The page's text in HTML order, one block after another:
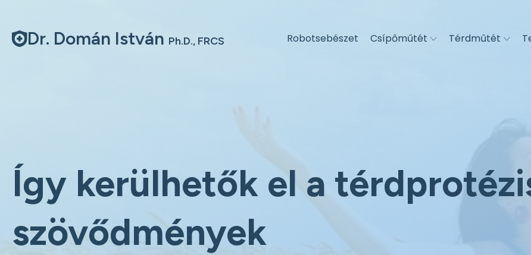
Dr. Domán István Ph.D., FRCS Robotsebészet Csípőműtét Térdműtét
Így kerülhetők el a
szövődmények